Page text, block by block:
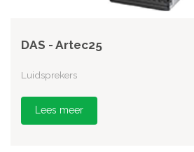
DAS - Artec25
Luidsprekers
Lees meer